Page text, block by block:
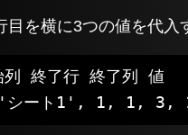
を横に3つの値を代入
終了行 終了列 値
シート1', 1,